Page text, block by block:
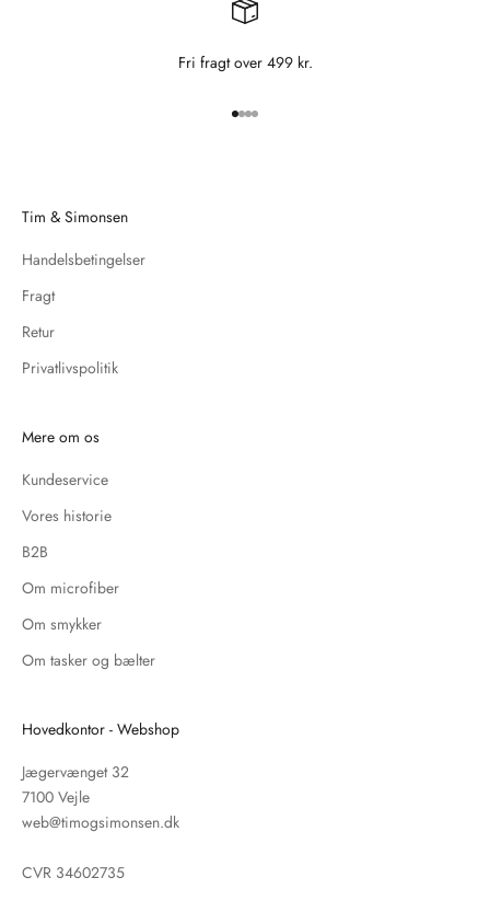
Fri fragt over 499 kr.
Gå til element 1
Gå til element 2
Gå til element 3
Gå til element 4
Tim & Simonsen
Handelsbetingelser
Fragt
Retur
Privatlivspolitik
Mere om os
Kundeservice
Vores historie
B2B
Om microfiber
Om smykker
Om tasker og bælter
Hovedkontor - Webshop
Jægervænget 32
7100 Vejle
web@timogsimonsen.dk
CVR 34602735